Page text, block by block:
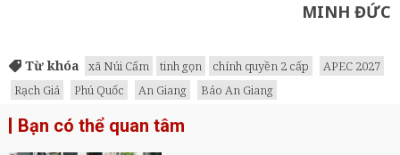
MINH ĐỨC
Từ khóa xã Núi Cấm tinh gọn chính quyền 2 cấp
APEC 2027
Rạch Giá
Phú Quốc An Giang Báo An Giang
Bạn có thể quan tâm